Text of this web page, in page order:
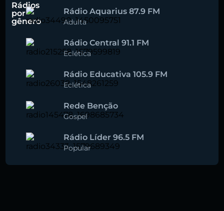
Rádios
por
gênero
Rádio Aquarius 87.9 FM
Adulta
Rádio Central 91.1 FM
Eclética
Rádio Educativa 105.9 FM
Eclética
Rede Benção
Gospel
Rádio Líder 96.5 FM
Popular